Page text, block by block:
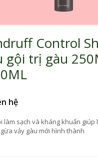
Control
gội trị gàu
hệ
làm sạch và kháng khuẩn giúp
ngăn ngừa vảy gàu mới hình thành